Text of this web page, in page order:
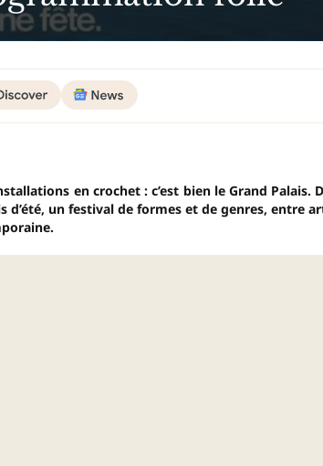
en crochet : c’est bien le Grand Palais.
d’été, un festival de formes et de genres, entre